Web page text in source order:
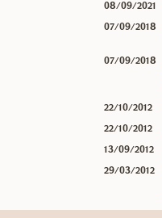
08/09/2021
07/09/2018
07/09/2018
22/10/2012
22/10/2012
13/09/2012
29/03/2012